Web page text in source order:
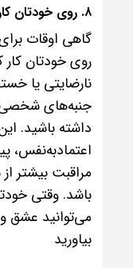
۸. روی خودتان کار کنید
گاهی اوقات
روی خودتان کار
نارضایتی یا
جنبه‌های شخصی
داشته باشید.
اعتمادبه‌نفس،
مراقبت بیشتر
باشد. وقتی
می‌توانید عشق و
بیاورید